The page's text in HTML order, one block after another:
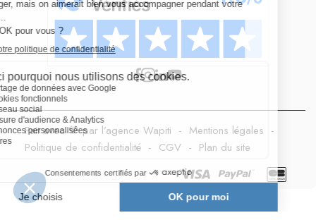
Fait avec 💛 par l’agence Wapiti - Mentions légales -
Politique de confidentialité - CGV - Plan du site